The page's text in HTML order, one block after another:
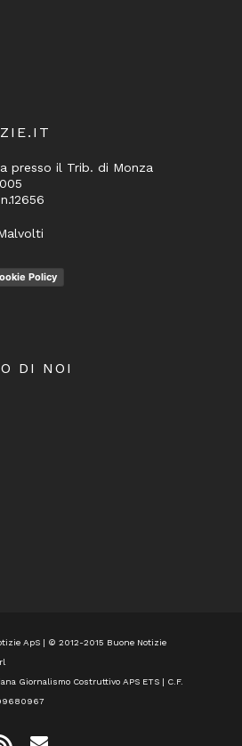
presso il Trib. di Monza
Policy
DI NOI
ApS | © 2012-2015 Buone Notizie
Giornalismo Costruttivo APS ETS | C.F.